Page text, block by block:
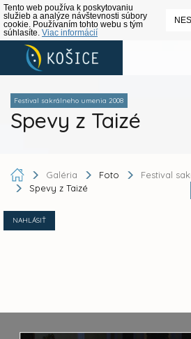
Tento web používa k poskytovaniu
služieb a analýze návštevnosti súbory
cookie. Používaním tohto webu s tým
súhlasíte. Viac informácií
Festival sakrálneho umenia 2008
Spevy z Taizé
Galéria Foto
Festival
Spevy z Taizé
NAHLÁSIŤ